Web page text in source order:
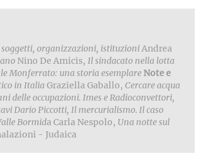
soggetti, organizzazioni, istituzioniAndrea
Nino De Amicis, Il sindacato nella lotta
Monferrato: una storia esemplare Note e
in Italia Graziella Gaballo, Cercare acqua
delle occupazioni. Imes e Radioconvettori,
Dario Piccotti, Il mercurialismo. Il caso
Bormida Carla Nespolo, Una notte sul
- Judaica